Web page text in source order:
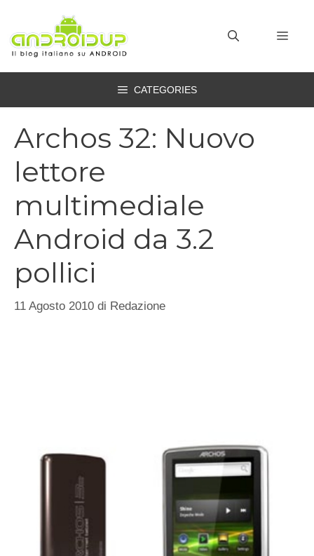
contenuto
CATEGORIES
Archos 32: Nuovo
lettore
multimediale
Android da 3.2
pollici
11 Agosto 2010 di Redazione